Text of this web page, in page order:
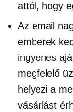
attól, hogy
Az email
emberek
ingyenes
megfelelő
helyezi a
vásárlást